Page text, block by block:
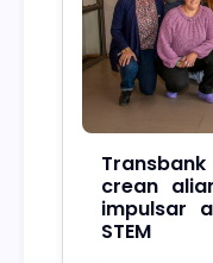
crean
impulsar
STEM